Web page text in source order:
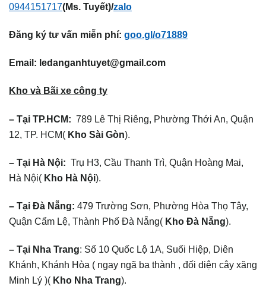
0944151717(Ms. Tuyết)/zalo
Đăng ký tư vấn miễn phí: goo.gl/o71889
Email: ledanganhtuyet@gmail.com
Kho và Bãi xe công ty
– Tại TP.HCM: 789 Lê Thị Riêng, Phường Thới An, Quận
12, TP. HCM( Kho Sài Gòn).
– Tại Hà Nội: Trụ H3, Cầu Thanh Trì, Quận Hoàng Mai,
Hà Nội( Kho Hà Nội).
– Tại Đà Nẵng: 479 Trường Sơn, Phường Hòa Thọ Tây,
Quận Cẩm Lệ, Thành Phố Đà Nẵng( Kho Đà Nẵng).
– Tại Nha Trang: Số 10 Quốc Lộ 1A, Suối Hiệp, Diên
Khánh, Khánh Hòa ( ngay ngã ba thành , đối diện cây xăng
Minh Lý )( Kho Nha Trang).